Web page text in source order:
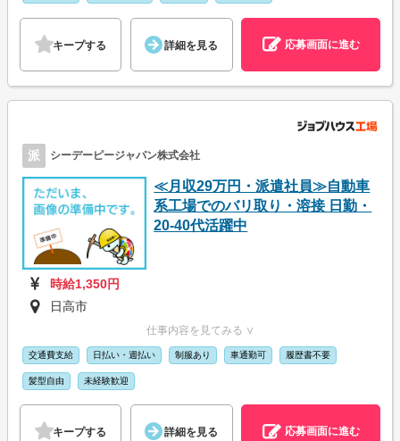
キープする 詳細を見る 応募画面に進む
派 シーデーピージャパン株式会社
≪月収29万円・派遣社員≫自動車
系工場でのバリ取り・溶接 日勤・
20-40代活躍中
時給1,350円
日高市
仕事内容を見てみる ∨
交通費支給 日払い・週払い 制服あり 車通勤可 履歴書不要
髪型自由 未経験歓迎
キープする 詳細を見る 応募画面に進む